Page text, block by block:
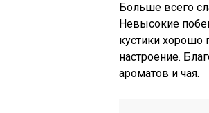
Больше всего
Невысокие
кустики хорошо
настроение.
ароматов и чая.